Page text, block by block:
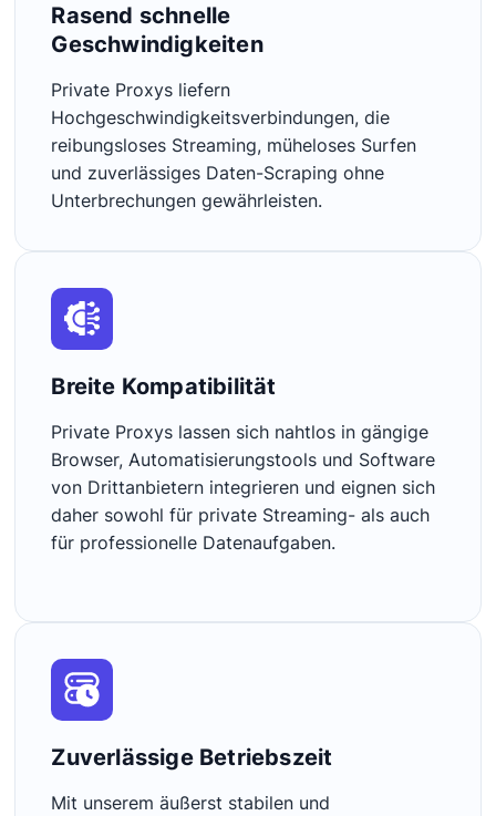
Rasend schnelle
Geschwindigkeiten
Private Proxys liefern
Hochgeschwindigkeitsverbindungen, die
reibungsloses Streaming, müheloses Surfen
und zuverlässiges Daten-Scraping ohne
Unterbrechungen gewährleisten.
Breite Kompatibilität
Private Proxys lassen sich nahtlos in gängige
Browser, Automatisierungstools und Software
von Drittanbietern integrieren und eignen sich
daher sowohl für private Streaming- als auch
für professionelle Datenaufgaben.
Zuverlässige Betriebszeit
Mit unserem äußerst stabilen und